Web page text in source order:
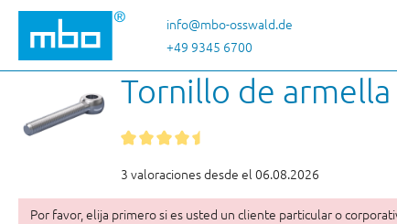
al contenido principal
Saltar a la búsqueda
Saltar a la navegación principalinfo@mbo-osswald.de
+49 9345 6700
Tornillo de
3 valoraciones desde el 06.08.2026
Por favor, elija primero si es usted un cliente particular o